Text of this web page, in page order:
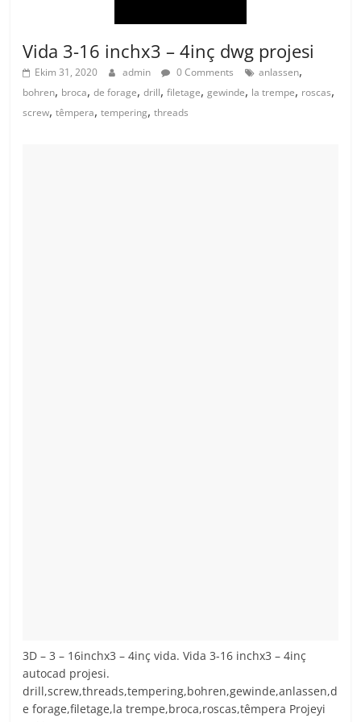
Vida 3-16 inchx3 – 4inç dwg projesi
Ekim 31, 2020 admin 0 Comments anlassen,
bohren, broca,de forage,drill,filetage,gewinde, la trempe, roscas,
screw,têmpera,tempering,threads
3D – 3 – 16inchx3 – 4inç vida. Vida 3-16 inchx3 – 4inç
autocad projesi.
drill,screw,threads,tempering,bohren,gewinde,anlassen,d
e forage,filetage,la trempe,broca,roscas,têmpera Projeyi